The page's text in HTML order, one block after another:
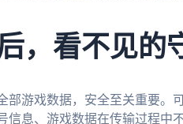
，看不见的
部游戏数据，安全至关重要。
信息、游戏数据在传输过程中